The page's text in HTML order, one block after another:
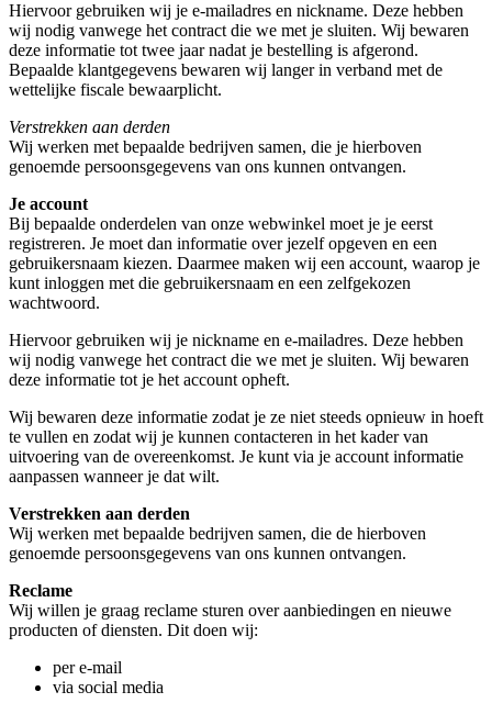
Hiervoor gebruiken wij je e-mailadres en nickname. Deze hebben
wij nodig vanwege het contract die we met je sluiten. Wij bewaren
deze informatie tot twee jaar nadat je bestelling is afgerond.
Bepaalde klantgegevens bewaren wij langer in verband met de
wettelijke fiscale bewaarplicht.
Verstrekken aan derden
Wij werken met bepaalde bedrijven samen, die je hierboven
genoemde persoonsgegevens van ons kunnen ontvangen.
Je account
Bij bepaalde onderdelen van onze webwinkel moet je je eerst
registreren. Je moet dan informatie over jezelf opgeven en een
gebruikersnaam kiezen. Daarmee maken wij een account, waarop je
kunt inloggen met die gebruikersnaam en een zelfgekozen
wachtwoord.
Hiervoor gebruiken wij je nickname en e-mailadres. Deze hebben
wij nodig vanwege het contract die we met je sluiten. Wij bewaren
deze informatie tot je het account opheft.
Wij bewaren deze informatie zodat je ze niet steeds opnieuw in hoeft
te vullen en zodat wij je kunnen contacteren in het kader van
uitvoering van de overeenkomst. Je kunt via je account informatie
aanpassen wanneer je dat wilt.
Verstrekken aan derden
Wij werken met bepaalde bedrijven samen, die de hierboven
genoemde persoonsgegevens van ons kunnen ontvangen.
Reclame
Wij willen je graag reclame sturen over aanbiedingen en nieuwe
producten of diensten. Dit doen wij:
per e-mail
via social media